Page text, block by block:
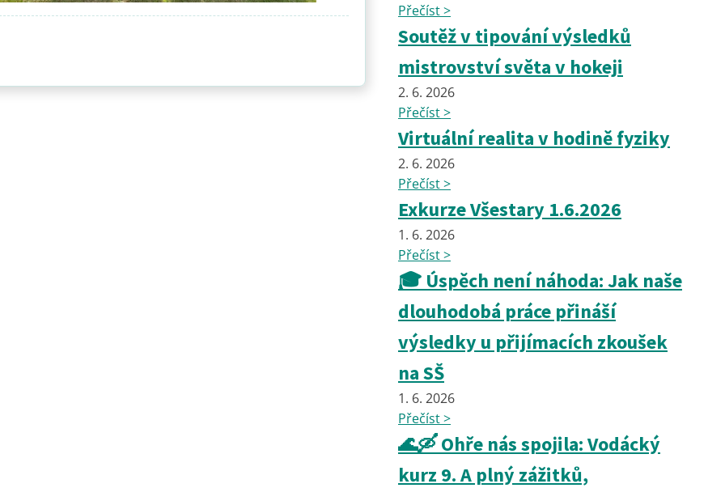
Přečíst >
Soutěž v tipování výsledků
mistrovství světa v hokeji
2. 6. 2026
Přečíst >
Virtuální realita v hodině fyziky
2. 6. 2026
Přečíst >
Exkurze Všestary 1.6.2026
1. 6. 2026
Přečíst >
🎓 Úspěch není náhoda: Jak naše
dlouhodobá práce přináší
výsledky u přijímacích zkoušek
na SŠ
1. 6. 2026
Přečíst >
🌊🛶 Ohře nás spojila: Vodácký
kurz 9. A plný zážitků,